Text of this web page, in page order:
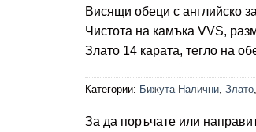
Висящи обеци с английско
Чистота на камъка VVS,
Злато 14 карата, тегло на
Категории: Бижута Налични Злато
За да поръчате или